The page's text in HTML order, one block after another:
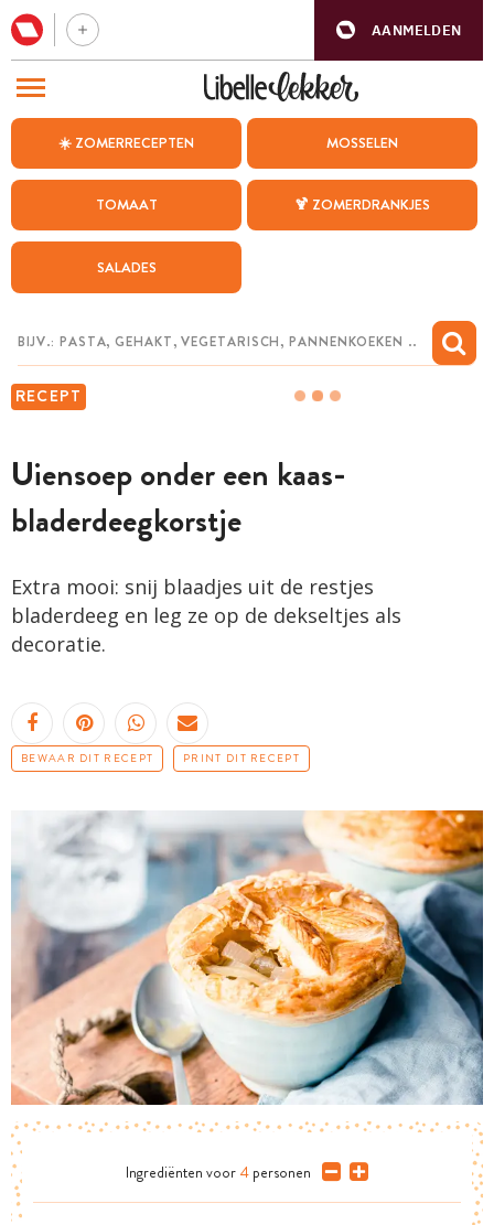
AANMELDEN
☀️ ZOMERRECEPTEN MOSSELEN
TOMAAT 🍹 ZOMERDRANKJES
SALADES
RECEPT
Uiensoep onder een kaas-
bladerdeegkorstje
Extra mooi: snij blaadjes uit de restjes
bladerdeeg en leg ze op de dekseltjes als
decoratie.
BEWAAR DIT RECEPT PRINT DIT RECEPT
Ingrediënten voor 4 personen
BEZOEK ONZE ANDERE WEBSITES
WEEKMENU
CHAT MET MAIA
MIJN BEWAARDE RECEPTEN